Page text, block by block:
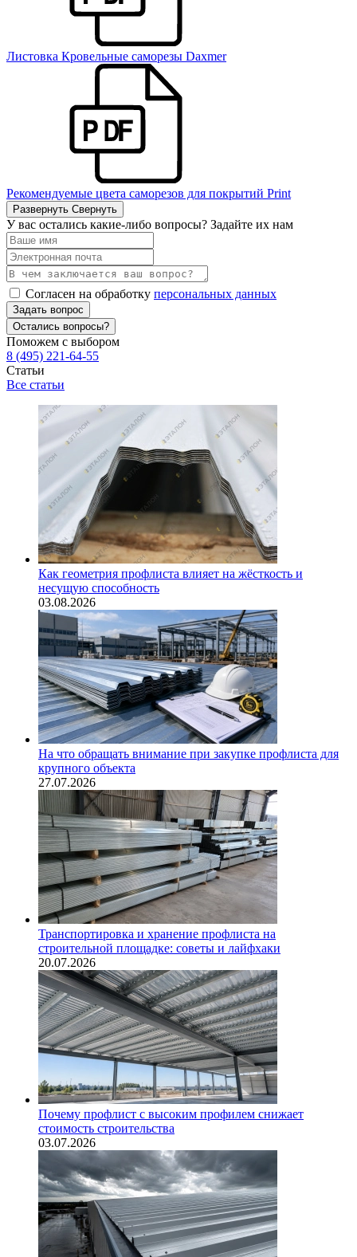
Листовка Кровельные саморезы Daxmer
Рекомендуемые цвета саморезов для покрытий Print
Развернуть Свернуть
У вас остались какие-либо вопросы? Задайте их нам
Согласен на обработку персональных данных
Задать вопрос
Остались вопросы?
Поможем с выбором
8 (495) 221-64-55
Статьи
Все статьи
Как геометрия профлиста влияет на жёсткость и
несущую способность
03.08.2026
На что обращать внимание при закупке профлиста для
крупного объекта
27.07.2026
Транспортировка и хранение профлиста на
строительной площадке: советы и лайфхаки
20.07.2026
Почему профлист с высоким профилем снижает
стоимость строительства
03.07.2026